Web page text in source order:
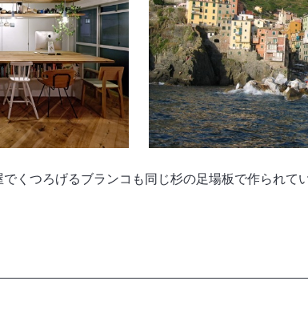
くつろげるブランコも同じ杉の足場板で作られて